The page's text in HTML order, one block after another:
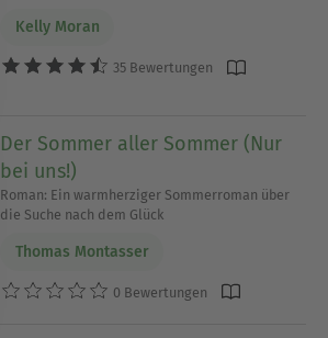
Kelly Moran
35 Bewertungen
Der Sommer aller Sommer (Nur
bei uns!)
Roman: Ein warmherziger Sommerroman über
die Suche nach dem Glück
Thomas Montasser
0 Bewertungen